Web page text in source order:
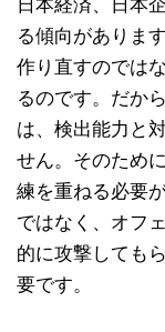
日本経済、日本
る傾向がありま
作り直すのでは
るのです。だか
は、検出能力と
せん。そのため
練を重ねる必要
ではなく、オフ
的に攻撃しても
要です。